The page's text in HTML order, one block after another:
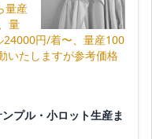
量産
量
24000円/着〜、量産100
たしますが参考価格
プル・小ロット生産ま